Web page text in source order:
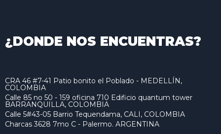
¿DONDE NOS ENCUENTRAS?
CRA 46 #7-41 Patio bonito el Poblado - MEDELLÍN,
COLOMBIA
Calle 85 no 50 - 159 oficina 710 Edificio quantum tower
BARRANQUILLA, COLOMBIA
Calle 5#43-05 Barrio Tequendama, CALI, COLOMBIA
Charcas 3628 7mo C - Palermo. ARGENTINA